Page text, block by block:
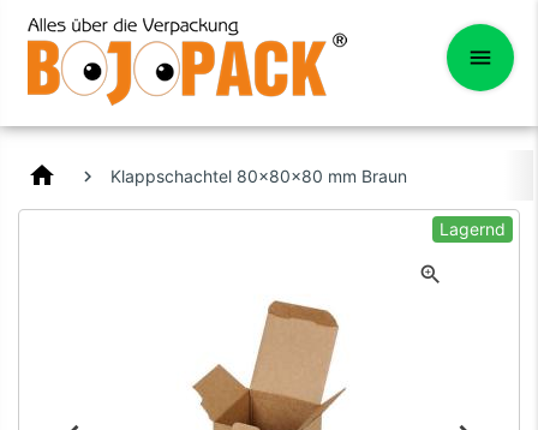
home Klappschachtel 80x80x80 mm Braun
Lagernd